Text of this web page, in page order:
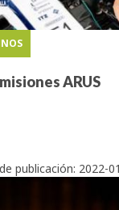
ARUS
publicación: 2022-